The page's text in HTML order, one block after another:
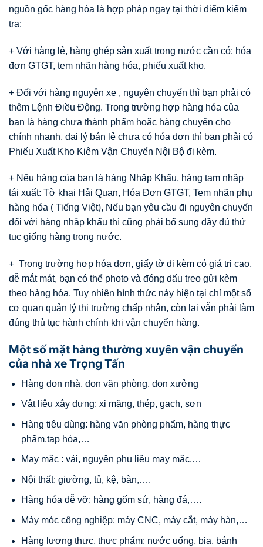
nguồn gốc hàng hóa là hợp pháp ngay tại thời điểm kiểm
tra:
+ Với hàng lẻ, hàng ghép sản xuất trong nước cần có: hóa
đơn GTGT, tem nhãn hàng hóa, phiếu xuất kho.
+ Đối với hàng nguyên xe , nguyên chuyến thì bạn phải có
thêm Lệnh Điều Động. Trong trường hợp hàng hóa của
bạn là hàng chưa thành phẩm hoặc hàng chuyển cho
chính nhanh, đại lý bán lẻ chưa có hóa đơn thì bạn phải có
Phiếu Xuất Kho Kiêm Vận Chuyển Nội Bộ đi kèm.
+ Nếu hàng của bạn là hàng Nhập Khẩu, hàng tạm nhập
tái xuất: Tờ khai Hải Quan, Hóa Đơn GTGT, Tem nhãn phụ
hàng hóa ( Tiếng Việt), Nếu bạn yêu cầu đi nguyên chuyến
đối với hàng nhập khẩu thì cũng phải bổ sung đầy đủ thử
tục giống hàng trong nước.
+ Trong trường hợp hóa đơn, giấy tờ đi kèm có giá trị cao,
dễ mắt mát, bạn có thể photo và đóng dấu treo gửi kèm
theo hàng hóa. Tuy nhiên hình thức này hiện tại chỉ một số
cơ quan quản lý thị trường chấp nhận, còn lại vẫn phải làm
đúng thủ tục hành chính khi vận chuyển hàng.
Một số mặt hàng thường xuyên vận chuyển
của nhà xe Trọng Tấn
Hàng dọn nhà, dọn văn phòng, dọn xưởng
Vật liệu xây dựng: xi măng, thép, gạch, sơn
Hàng tiêu dùng: hàng văn phòng phẩm, hàng thực
phẩm,tạp hóa,…
May mặc : vải, nguyên phụ liệu may mặc,…
Nội thất: giường, tủ, kệ, bàn,….
Hàng hóa dễ vỡ: hàng gốm sứ, hàng đá,….
Máy móc công nghiệp: máy CNC, máy cắt, máy hàn,…
Hàng lương thực, thực phẩm: nước uống, bia, bánh